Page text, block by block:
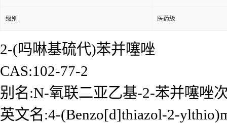
级别 医药级
2-(吗啉基硫代)苯并噻唑
CAS:102-77-2
别名:N-氧联二亚乙基-2-苯并噻唑
英文名:4-(Benzo[d]thiazol-2-